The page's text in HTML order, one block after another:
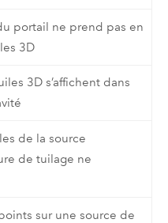
portail ne prend pas en
3D
3D s’affichent dans
de la source
de tuilage ne
sur une source de